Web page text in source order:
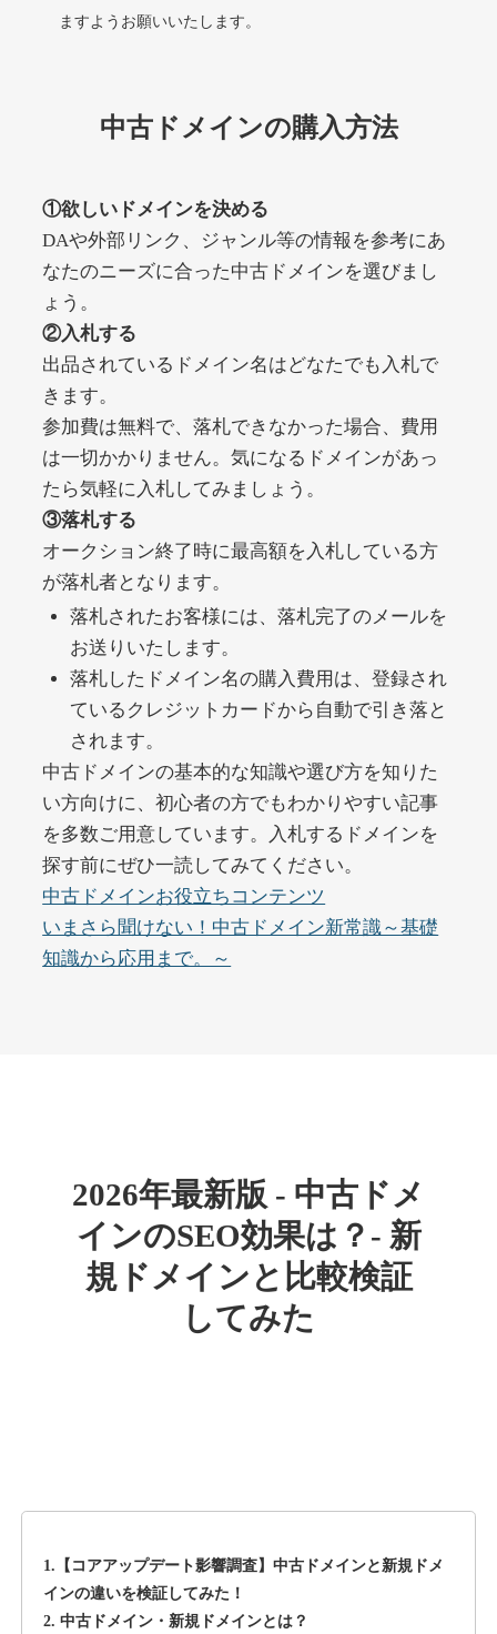
詳細を見る
詳細を見る
10,800円 入札 0件
debtconsolidationorg.info
ジャンル
DA49 外部リンク数389 ドメイン年齢1年
10,800円 入札 0件
詳細を見る
portalvidalivre.com
ジャンル その他
DA47 外部リンク数2202 ドメイン年齢 5年
10,800円 入札 0件
buywrite-plus.com
ジャンルその他
DA 45 外部リンク数4677 ドメイン年齢2年
10,800円 入札 0件
詳細を見る
外部リンク数963 ドメイン年齢
4,500円
rageboy.com
sug-web.jp
ますようお願いいたします。
中古ドメインの購入方法
①欲しいドメインを決める
DAや外部リンク、ジャンル等の情報を参考にあ
なたのニーズに合った中古ドメインを選びまし
ょう。
②入札する
出品されているドメイン名はどなたでも入札で
きます。
参加費は無料で、落札できなかった場合、費用
は一切かかりません。気になるドメインがあっ
たら気軽に入札してみましょう。
③落札する
オークション終了時に最高額を入札している方
が落札者となります。
落札されたお客様には、落札完了のメールを
お送りいたします。
落札したドメイン名の購入費用は、登録され
ているクレジットカードから自動で引き落と
されます。
中古ドメインの基本的な知識や選び方を知りた
い方向けに、初心者の方でもわかりやすい記事
を多数ご用意しています。入札するドメインを
探す前にぜひ一読してみてください。
中古ドメインお役立ちコンテンツ
いまさら聞けない！中古ドメイン新常識～基礎
知識から応用まで。～
2026年最新版 - 中古ドメ
インのSEO効果は？- 新
規ドメインと比較検証
してみた
1.【コアアップデート影響調査】中古ドメインと新規ドメ
インの違いを検証してみた！
2. 中古ドメイン・新規ドメインとは？